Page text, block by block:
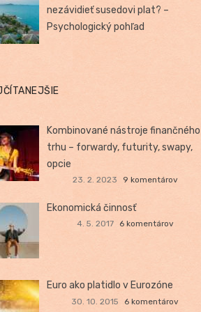
nezávidieť susedovi plat? –
Psychologický pohľad
Kombinované nástroje finančného
trhu – forwardy, futurity, swapy,
opcie
23. 2. 2023 9 komentárov
Ekonomická činnosť
4. 5. 2017 6 komentárov
Euro ako platidlo v Eurozóne
30. 10. 2015 6 komentárov